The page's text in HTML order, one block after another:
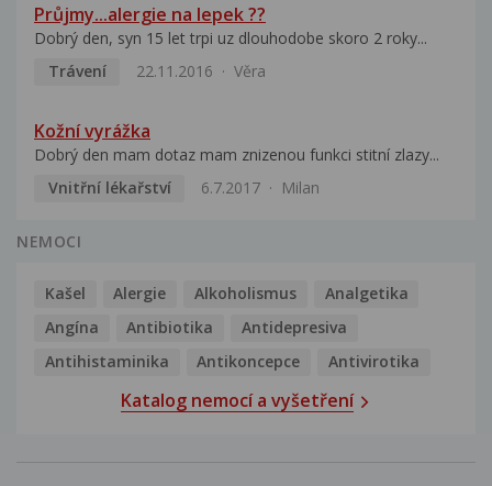
Průjmy...alergie na lepek ??
Dobrý den, syn 15 let trpi uz dlouhodobe skoro 2 roky...
Trávení
22.11.2016 Věra
Kožní vyrážka
Dobrý den mam dotaz mam znizenou funkci stitní zlazy...
Vnitřní lékařství
6.7.2017 Milan
NEMOCI
Kašel Alergie Alkoholismus
Analgetika
Angína
Antibiotika
Antidepresiva
Antihistaminika
Antikoncepce Antivirotika
Katalog nemocí a vyšetření